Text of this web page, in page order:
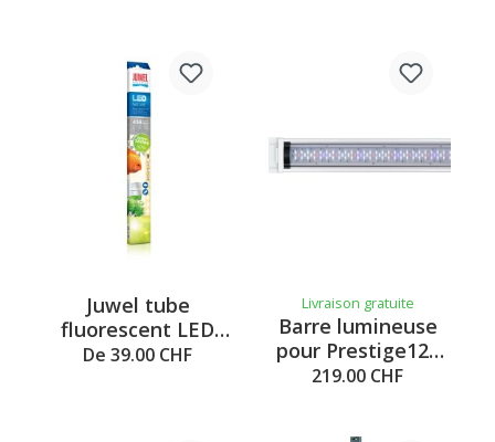
Juwel tube
fluorescent LED
Nature
De 39.00 CHF
Livraison gratuite
Barre lumineuse
pour Prestige120
LED blanc
219.00 CHF